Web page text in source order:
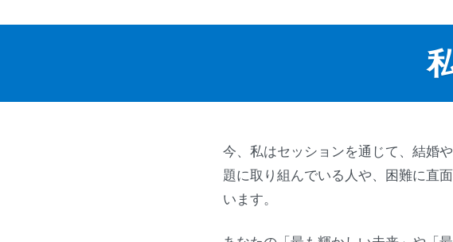
今、私はセッションを通じて、結婚
題に取り組んでいる人や、困難に直
います。